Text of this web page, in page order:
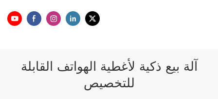
آلة بيع ذكية لأغطية الهواتف القابلة
للتخصيص